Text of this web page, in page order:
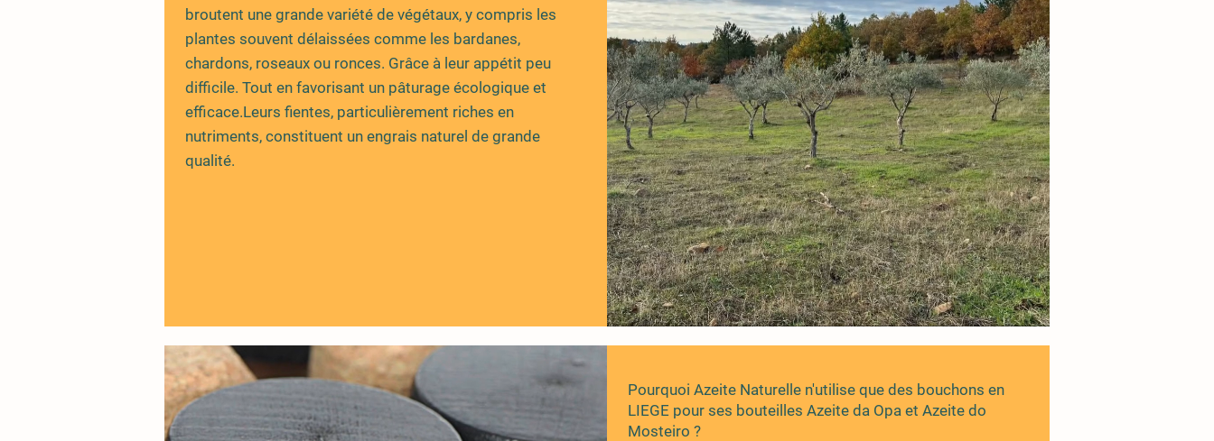
broutent une grande variété de végétaux, y compris les
plantes souvent délaissées comme les bardanes,
chardons, roseaux ou ronces. Grâce à leur appétit peu
difficile. Tout en favorisant un pâturage écologique et
efficace.Leurs fientes, particulièrement riches en
nutriments, constituent un engrais naturel de grande
qualité.
Pourquoi Azeite Naturelle n'utilise que des bouchons en
LIEGE pour ses bouteilles Azeite da Opa et Azeite do
Mosteiro ?